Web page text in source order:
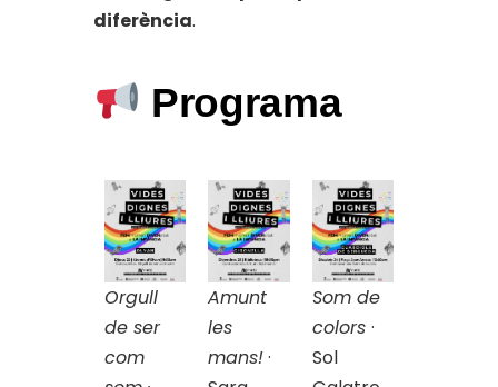
diferència.
Programa
Orgull
de ser
com
Amunt
les
mans!·
Som de
colors ·
Sol